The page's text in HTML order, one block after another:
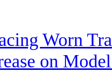
Worn
on